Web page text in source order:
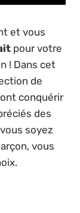
et vous
pour votre
! Dans cet
de
conquérir
des
soyez
vous